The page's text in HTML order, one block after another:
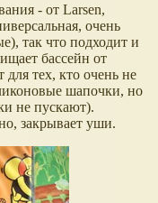
- от Larsen,
очень
так что подходит и
бассейн от
тех, кто очень не
шапочки, но
не пускают).
закрывает уши.